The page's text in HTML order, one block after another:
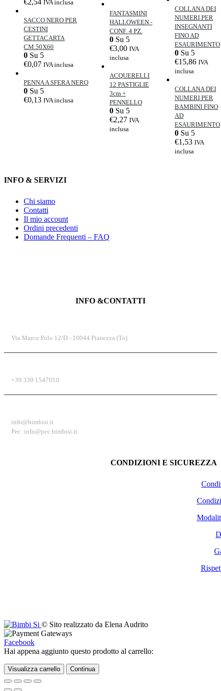
IVA inclusa
SACCO NERO PER
CESTINI
GETTACARTA
CM.50X60
0 Su 5
€0,07 IVA inclusa
PENNA A SFERA NERO
0 Su 5
€0,13 IVA inclusa
FANTASMINI
HALLOWEEN -
CONF. 4 PZ.
0 Su 5
€3,00 IVA
inclusa
ACQUERELLI
12 PASTIGLIE
3cm +
PENNELLO
0 Su 5
€2,27 IVA
inclusa
COLLANA DEI
NUMERI PER
INSEGNANTI
FINO AD
ESAURIMENTO
0 Su 5
€15,86 IVA
inclusa
COLLANA DEI
NUMERI PER
BAMBINI FINO
AD
ESAURIMENTO
0 Su 5
€1,53 IVA
inclusa
INFO & SERVIZI
Chi siamo
Contatti
Il mio account
Ordini precedenti
Domande Frequenti – FAQ
INFO &CONTATTI
Via Marco Polo 12/D - 10044 Pianezza (To)
+39 339 1547010
info@bimbisi.it
Pec: info@pec.bimbisi.it
CONDIZIONI E SICUREZZA
© Sito realizzato da Elena Audrito
Facebook
Hai appena aggiunto questo prodotto al carrello:
Visualizza carrello Continua